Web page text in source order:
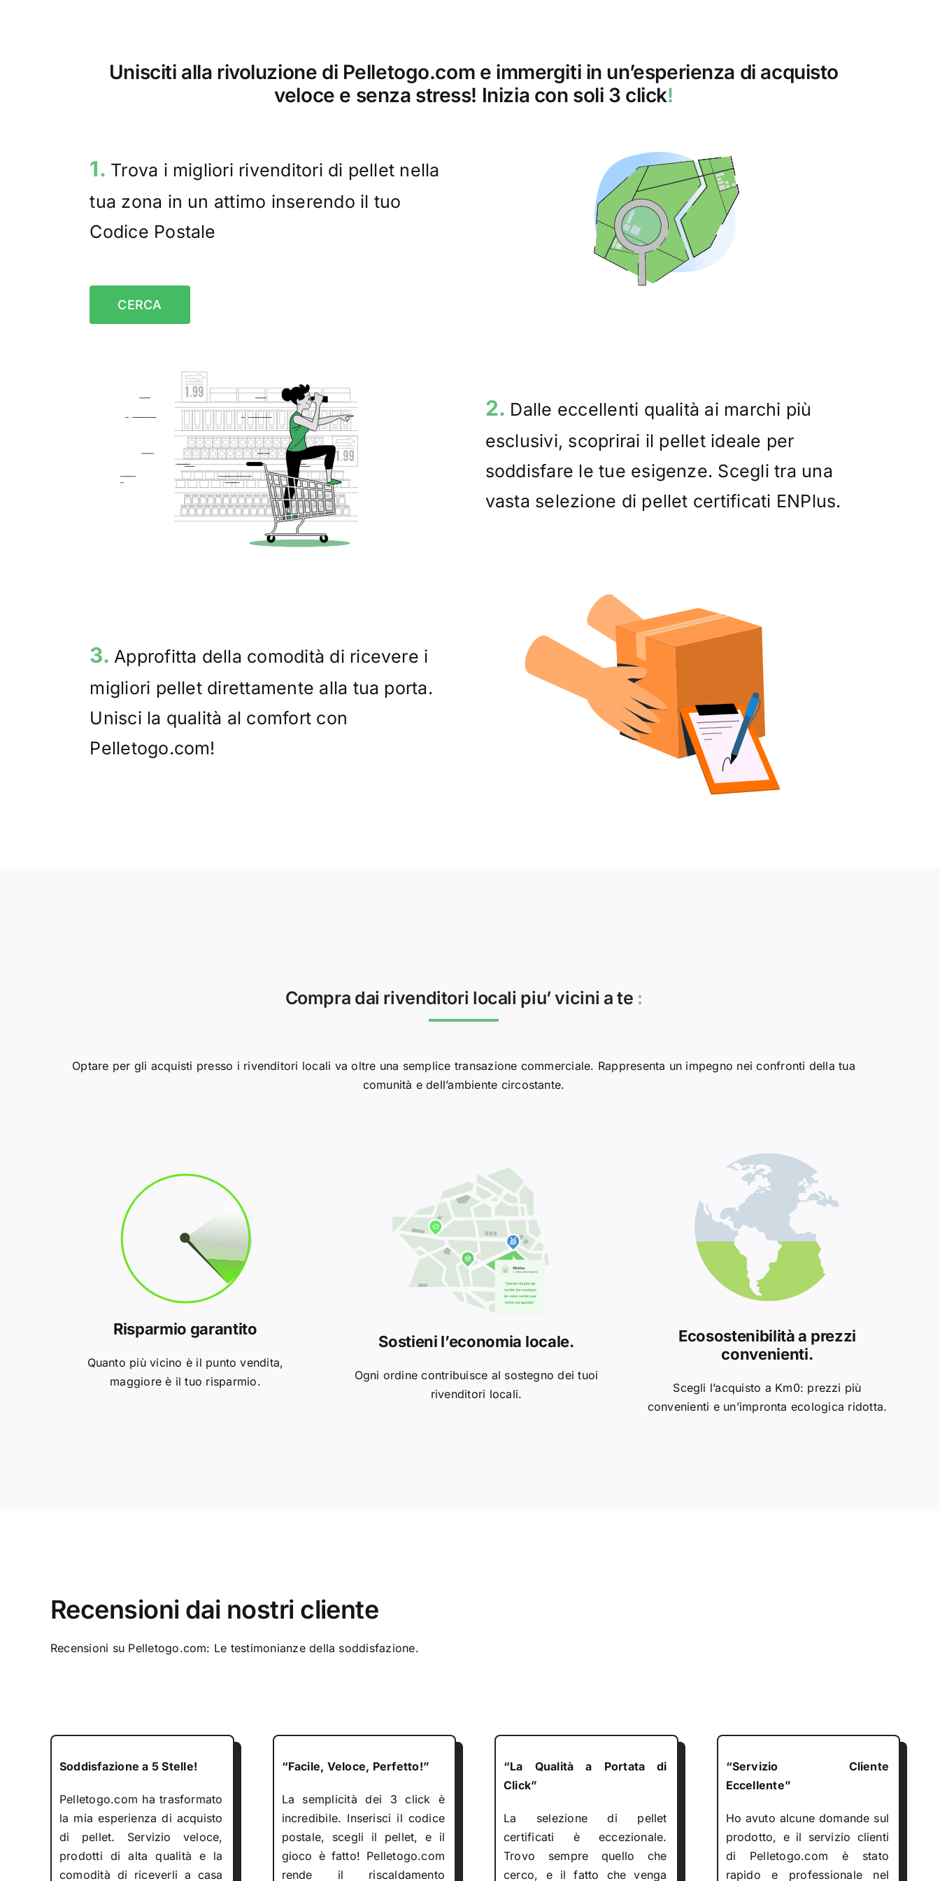
Unisciti alla rivoluzione di Pelletogo.com e immergiti in un’esperienza di acquisto
veloce e senza stress! Inizia con soli 3 click!
1. Trova i migliori rivenditori di pellet nella
tua zona in un attimo inserendo il tuo
Codice Postale
CERCA
2. Dalle eccellenti qualità ai marchi più
esclusivi, scoprirai il pellet ideale per
soddisfare le tue esigenze. Scegli tra una
vasta selezione di pellet certificati ENPlus.
3. Approfitta della comodità di ricevere i
migliori pellet direttamente alla tua porta.
Unisci la qualità al comfort con
Pelletogo.com!
Compra dai rivenditori locali piu’ vicini a te :
Optare per gli acquisti presso i rivenditori locali va oltre una semplice transazione commerciale. Rappresenta un impegno nei confronti della tua
comunità e dell’ambiente circostante.
Risparmio garantito
Quanto più vicino è il punto vendita,
maggiore è il tuo risparmio.
Sostieni l’economia locale.
Ogni ordine contribuisce al sostegno dei tuoi
rivenditori locali.
Ecosostenibilità a prezzi
convenienti.
Scegli l’acquisto a Km0: prezzi più
convenienti e un’impronta ecologica ridotta.
Recensioni dai nostri cliente
Recensioni su Pelletogo.com: Le testimonianze della soddisfazione.
Soddisfazione a 5 Stelle!
Pelletogo.com ha trasformato
la mia esperienza di acquisto
di pellet. Servizio veloce,
prodotti di alta qualità e la
comodità di riceverli a casa
“Facile, Veloce, Perfetto!”
La semplicità dei 3 click è
incredibile. Inserisci il codice
postale, scegli il pellet, e il
gioco è fatto! Pelletogo.com
rende il riscaldamento
“La Qualità a Portata di
Click”
La selezione di pellet
certificati è eccezionale.
Trovo sempre quello che
cerco, e il fatto che venga
“Servizio Cliente
Eccellente”
Ho avuto alcune domande sul
prodotto, e il servizio clienti
di Pelletogo.com è stato
rapido e professionale nel